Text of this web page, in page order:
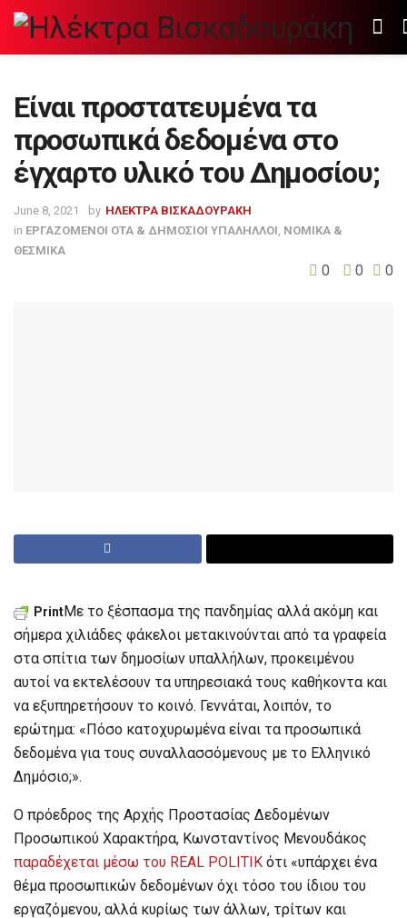
Είναι προστατευμένα τα
προσωπικά δεδομένα στο
έγχαρτο υλικό του Δημοσίου;
June 8, 2021 by ΗΛΕΚΤΡΑ ΒΙΣΚΑΔΟΥΡΑΚΗ
in ΕΡΓΑΖΟΜΕΝΟΙ ΟΤΑ & ΔΗΜΟΣΙΟΙ ΥΠΑΛΗΛΛΟΙ ΝΟΜΙΚΑ &
ΘΕΣΜΙΚΑ
0 0 0
PrintΜε το ξέσπασμα της πανδημίας αλλά ακόμη και
σήμερα χιλιάδες φάκελοι μετακινούνται από τα γραφεία
στα σπίτια των δημοσίων υπαλλήλων, προκειμένου
αυτοί να εκτελέσουν τα υπηρεσιακά τους καθήκοντα και
να εξυπηρετήσουν το κοινό. Γεννάται, λοιπόν, το
ερώτημα: «Πόσο κατοχυρωμένα είναι τα προσωπικά
δεδομένα για τους συναλλασσόμενους με το Ελληνικό
Δημόσιο;».
Ο πρόεδρος της Αρχής Προστασίας Δεδομένων
Προσωπικού Χαρακτήρα, Κωνσταντίνος Μενουδάκος
παραδέχεται μέσω του REAL POLITIK ότι «υπάρχει ένα
θέμα προσωπικών δεδομένων όχι τόσο του ίδιου του
εργαζόμενου, αλλά κυρίως των άλλων, τρίτων και